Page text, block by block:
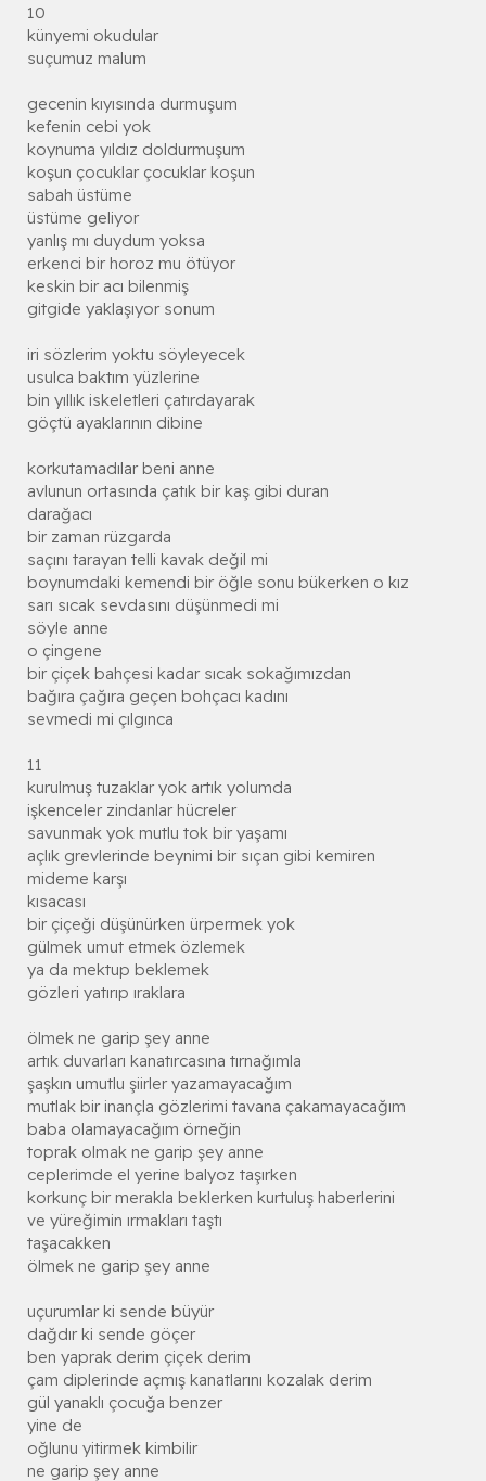
10
künyemi okudular
suçumuz malum
gecenin kıyısında durmuşum
kefenin cebi yok
koynuma yıldız doldurmuşum
koşun çocuklar çocuklar koşun
sabah üstüme
üstüme geliyor
yanlış mı duydum yoksa
erkenci bir horoz mu ötüyor
keskin bir acı bilenmiş
gitgide yaklaşıyor sonum
iri sözlerim yoktu söyleyecek
usulca baktım yüzlerine
bin yıllık iskeletleri çatırdayarak
göçtü ayaklarının dibine
korkutamadılar beni anne
avlunun ortasında çatık bir kaş gibi duran
darağacı
bir zaman rüzgarda
saçını tarayan telli kavak değil mi
boynumdaki kemendi bir öğle sonu bükerken o kız
sarı sıcak sevdasını düşünmedi mi
söyle anne
o çingene
bir çiçek bahçesi kadar sıcak sokağımızdan
bağıra çağıra geçen bohçacı kadını
sevmedi mi çılgınca
11
kurulmuş tuzaklar yok artık yolumda
işkenceler zindanlar hücreler
savunmak yok mutlu tok bir yaşamı
açlık grevlerinde beynimi bir sıçan gibi kemiren
mideme karşı
kısacası
bir çiçeği düşünürken ürpermek yok
gülmek umut etmek özlemek
ya da mektup beklemek
gözleri yatırıp ıraklara
ölmek ne garip şey anne
artık duvarları kanatırcasına tırnağımla
şaşkın umutlu şiirler yazamayacağım
mutlak bir inançla gözlerimi tavana çakamayacağım
baba olamayacağım örneğin
toprak olmak ne garip şey anne
ceplerimde el yerine balyoz taşırken
korkunç bir merakla beklerken kurtuluş haberlerini
ve yüreğimin ırmakları taştı
taşacakken
ölmek ne garip şey anne
uçurumlar ki sende büyür
dağdır ki sende göçer
ben yaprak derim çiçek derim
çam diplerinde açmış kanatlarını kozalak derim
gül yanaklı çocuğa benzer
yine de
oğlunu yitirmek kimbilir
ne garip şey anne